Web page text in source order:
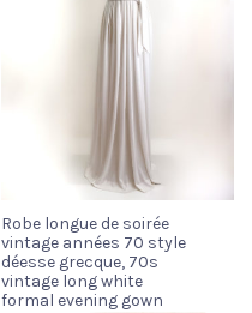
Robe longue de soirée
vintage années 70 style
déesse grecque, 70s
vintage long white
formal evening gown